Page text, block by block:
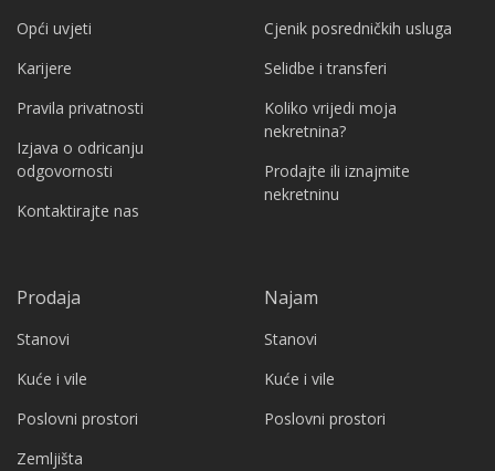
Opći uvjeti
Karijere
Pravila privatnosti
Izjava o odricanju
odgovornosti
Kontaktirajte nas
Cjenik posredničkih usluga
Selidbe i transferi
Koliko vrijedi moja
nekretnina?
Prodajte ili iznajmite
nekretninu
Prodaja
Stanovi
Kuće i vile
Poslovni prostori
Zemljišta
Najam
Stanovi
Kuće i vile
Poslovni prostori